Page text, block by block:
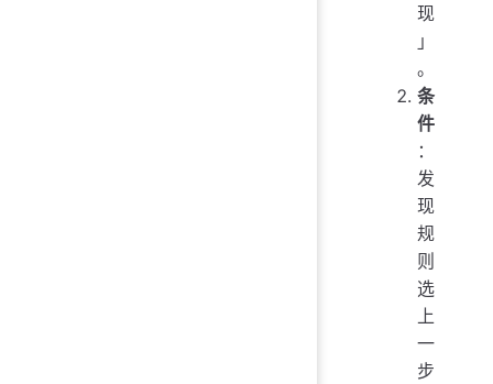
现
」
。
条
件
：
发
现
规
则
选
上
一
步